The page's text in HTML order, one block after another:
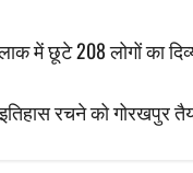
में छूटे 208 लोगों का
रचने को गोरखपुर